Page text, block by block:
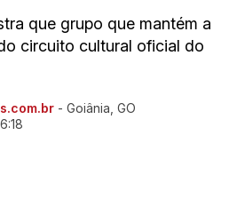
que grupo que mantém a
circuito cultural oficial do
- Goiânia, GO